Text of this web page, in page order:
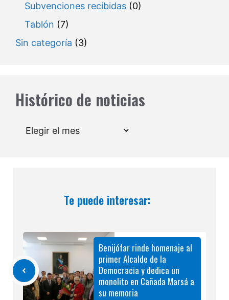
Subvenciones recibidas (0)
Tablón (7)
Sin categoría (3)
Histórico de noticias
Archivos
Te puede interesar:
Benijófar rinde homenaje al
primer Alcalde de la
Democracia y dedica un
monolito en Cañada Marsá a
su memoria